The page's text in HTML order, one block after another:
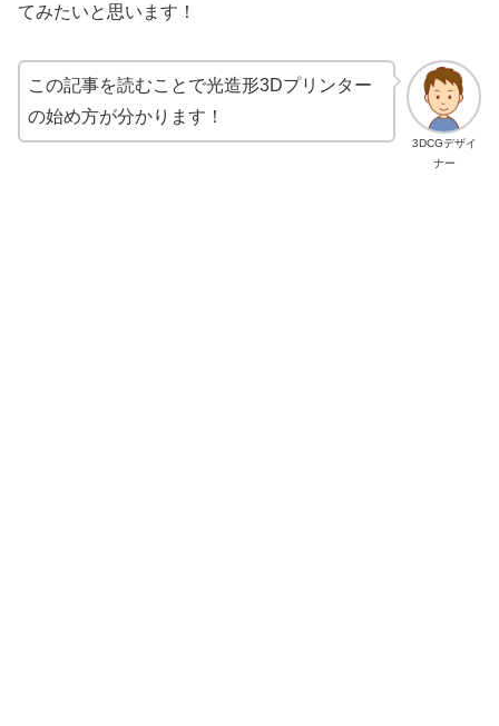
てみたいと思います！
3DCGデザイ
ナー
この記事を読むことで光造形3Dプリンター
の始め方が分かります！